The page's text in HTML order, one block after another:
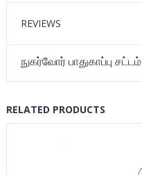
REVIEWS
நுகர்வோர் பாதுகாப்பு சட்டம்
RELATED PRODUCTS